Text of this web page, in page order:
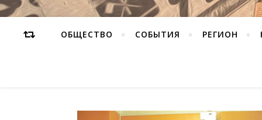
ОБЩЕСТВО СОБЫТИЯ РЕГИОН